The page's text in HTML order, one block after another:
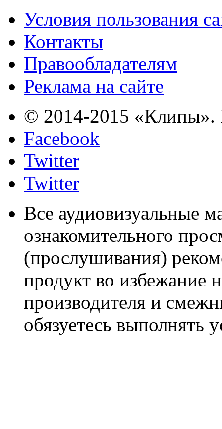
Условия пользования
Контакты
Правообладателям
Реклама на сайте
© 2014-2015 «Клипы».
Facebook
Twitter
Twitter
Все аудиовизуальные
ознакомительного
(прослушивания)
продукт во избежание
производителя и
обязуетесь выполнять